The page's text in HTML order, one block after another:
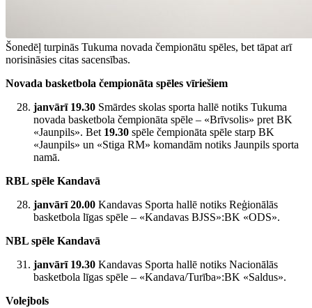
Šonedēļ turpinās Tukuma novada čempionātu spēles, bet tāpat arī
norisināsies citas sacensības.
Novada basketbola čempionāta spēles vīriešiem
janvārī 19.30 Smārdes skolas sporta hallē notiks Tukuma
novada basketbola čempionāta spēle – «Brīvsolis» pret BK
«Jaunpils». Bet 19.30 spēle čempionāta spēle starp BK
«Jaunpils» un «Stiga RM» komandām notiks Jaunpils sporta
namā.
RBL spēle Kandavā
janvārī 20.00 Kandavas Sporta hallē notiks Reģionālās
basketbola līgas spēle – «Kandavas BJSS»:BK «ODS».
NBL spēle Kandavā
janvārī 19.30 Kandavas Sporta hallē notiks Nacionālās
basketbola līgas spēle – «Kandava/Turība»:BK «Saldus».
Volejbols